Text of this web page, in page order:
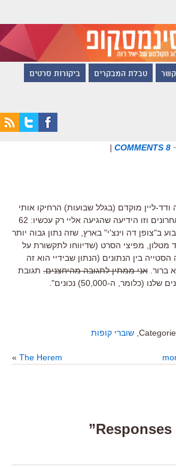
קשר טבלת המבקרים ביקורות סרטים
8 COMMENTS
|
ליין מוקדם (בגלל שבועות) הרחיקו אותי
מהאינטרנט ביומיים האחרונים וזו הידיעה שהגיעה אליי רק עכשיו: 62
ב"צופן דה וינצ'י" בארץ, שזה נתון גבוה יותר
מטלון, מפיצי הסרט (שדיווחו לתקשורת על
הסטייה בין הנתונים (הנתון שבידיי הוא זה
ברור. אני ממתין לתגובה מהיחצנים. תגובת
ה-50,000) נכונים".
שוברי קופות
The Herem
»